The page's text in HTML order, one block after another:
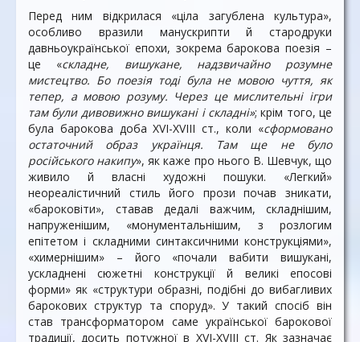
Перед ним відкрилася «ціла загублена культура»,
особливо вразили манускрипти й стародруки
давньоукраїнської епохи, зокрема барокова поезія –
це «складне, вишукане, надзвичайно розумне
мистецтво. Бо поезія тоді була не мовою чуття, як
тепер, а мовою розуму. Через це мислительні ігри
там були дивовижно вишукані і складні»; крім того, це
була барокова доба ХVІ-ХVІІІ cт., коли «сформовано
остаточний образ українця. Там ще не було
російського накипу», як каже про нього В. Шевчук, що
живило й власні художні пошуки. «Легкий»
неореалістичний стиль його прози почав зникати,
«бароковіти», ставав дедалі важчим, складнішим,
напруженішим, «монументальнішим, з розлогим
епітетом і складними синтаксичними конструкціями»,
«химернішим» – його «почали вабити вишукані,
ускладнені сюжетні конструкції й великі епосові
форми» як «структури образні, подібні до вибагливих
барокових структур та споруд». У такий спосіб він
став трансформатором саме української барокової
традиції, досить потужної в ХVІ-ХVІІІ ст. Як зазначає